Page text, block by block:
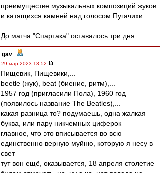
преимуществе музыкальных композиций жуков
и катящихся камней над голосом Пугачихи.
До матча "Спартака" оставалось три дня...
gav -
29 мар 2023 13:52
Пищевик, Пищевики,...
beetle (жук), beat (биение, ритм),...
1957 год (пригласили Пола), 1960 год
(появилось название The Beatles),...
какая разница то? подумаешь, одна жалкая
буква, или пару никчемных циферок
главное, что это вписывается во всю
единственно верную муйню, которую я несу в
свет
тут вон ещё, оказывается, 18 апреля столетие